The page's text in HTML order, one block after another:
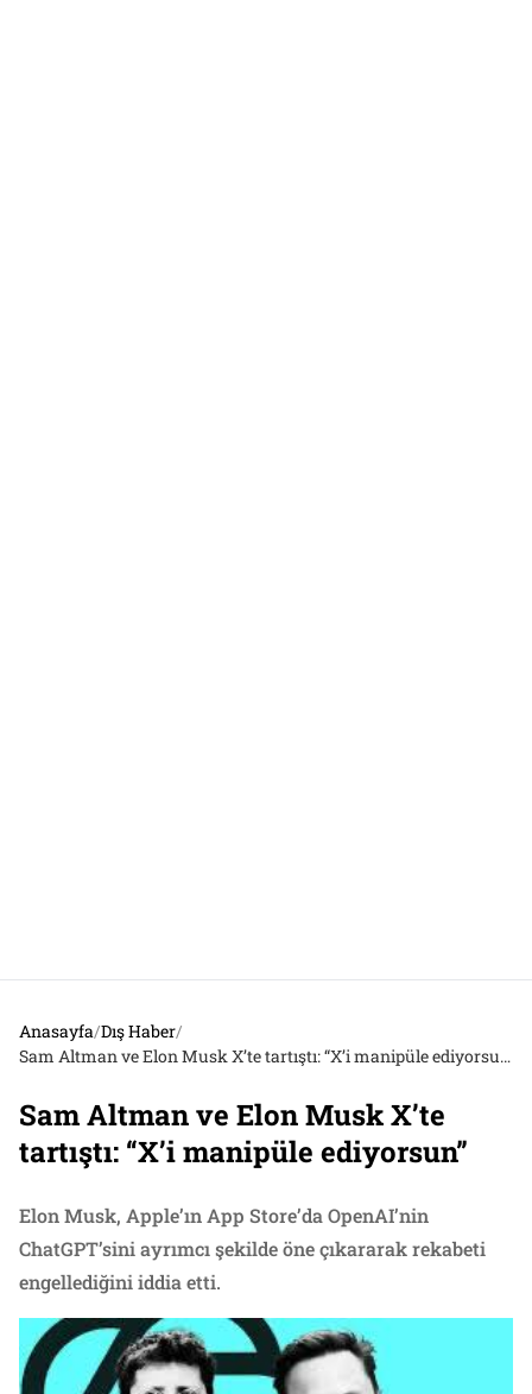
Anasayfa/Dış Haber/
Sam Altman ve Elon Musk X’te tartıştı: “X’i manipüle ediyorsun”
Sam Altman ve Elon Musk X’te
tartıştı: “X’i manipüle ediyorsun”
Elon Musk, Apple’ın App Store’da OpenAI’nin
ChatGPT’sini ayrımcı şekilde öne çıkararak rekabeti
engellediğini iddia etti.